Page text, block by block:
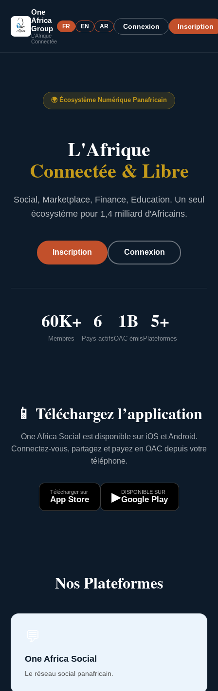
One
Africa
Group
L'Afrique
Connectée
FR EN AR Connexion Inscription
🌍 Écosystème Numérique Panafricain
L'Afrique
Connectée & Libre
Social, Marketplace, Finance, Education. Un seul
écosystème pour 1,4 milliard d'Africains.
Inscription Connexion
60K+
Membres
6
Pays actifs
1B
OAC émis
5+
Plateformes
📱 Téléchargez l’application
One Africa Social est disponible sur iOS et Android.
Connectez-vous, partagez et payez en OAC depuis votre
téléphone.
Télécharger sur
App Store ▶DISPONIBLE SUR
Google Play
Nos Plateformes
One Africa Social
Le réseau social panafricain.